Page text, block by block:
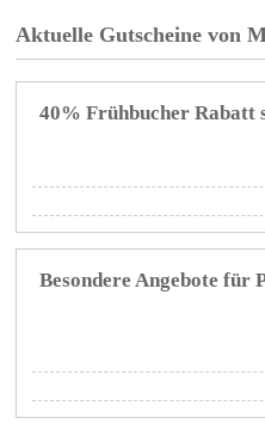
Aktuelle Gutscheine von
40% Frühbucher Rabatt
Besondere Angebote für